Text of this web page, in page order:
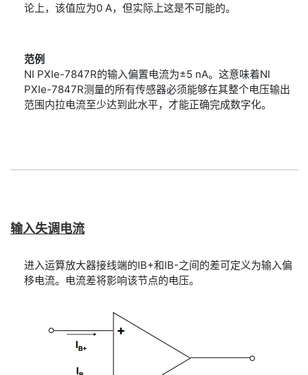
论上，该值应为0 A，但实际上这是不可能的。
范例
NI PXIe-7847R的输入偏置电流为±5 nA。这意味着NI
PXIe-7847R测量的所有传感器必须能够在其整个电压输出
范围内拉电流至少达到此水平，才能正确完成数字化。
输入失调电流
进入运算放大器接线端的IB+和IB-之间的差可定义为输入偏
移电流。电流差将影响该节点的电压。